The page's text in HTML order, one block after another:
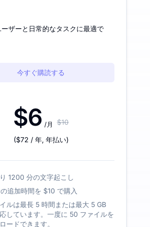
ザーと日常的なタスクに最適で
今すぐ購読する
$6 /月 $10
($72 / 年, 年払い)
1200 分の文字起こし
追加時間を $10 で購入
ルは最長 5 時間または最大 5 GB
しています。一度に 50 ファイルを
ードできます。